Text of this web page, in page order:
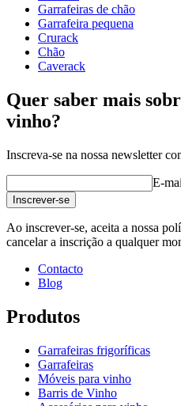
Veja exemplos de decoração com
Crie a sua própria estrutura com
online de decoração de adegas
tenha o Flash instalado)
Peso (kg)31
Garrafeiras de chão
Garrafeira pequena
Crurack
Chão
Caverack
Quer saber mais
vinho?
Inscreva-se na nossa newsletter
E-
Inscrever-se
Ao inscrever-se, aceita a nossa
cancelar a inscrição a qualquer
Contacto
Blog
Produtos
Garrafeiras frigoríficas
Garrafeiras
Móveis para vinho
Barris de Vinho